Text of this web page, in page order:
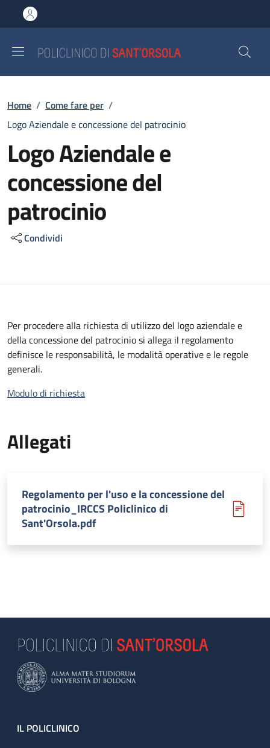
al contenuto principale
to footer content
Briciole di pane
Home / Come fare per /
Logo Aziendale e concessione del patrocinio
Logo Aziendale e
concessione del
patrocinio
Condividi
Per procedere alla richiesta di utilizzo del logo aziendale e
della concessione del patrocinio si allega il regolamento
definisce le responsabilità, le modalità operative e le regole
generali.
Modulo di richiesta
Allegati
Regolamento per l'uso e la concessione del
patrocinio_IRCCS Policlinico di
Sant'Orsola.pdf
Footer
IL POLICLINICO